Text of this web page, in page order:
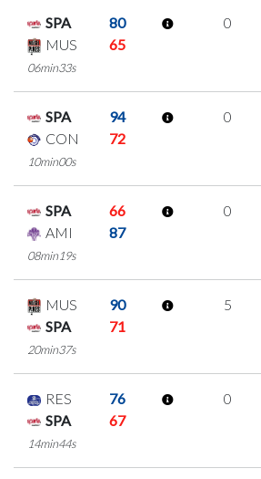
SPA
80
MUS
65
06min33s
0
SPA
94
CON
72
10min00s
0
SPA
66
AMI
87
08min19s
0
MUS
90
SPA
71
20min37s
5
RES
76
SPA
67
14min44s
0